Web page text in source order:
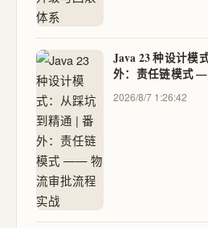
Java 23 种设计模
外：责任链模式
2026/8/7 1:26:42